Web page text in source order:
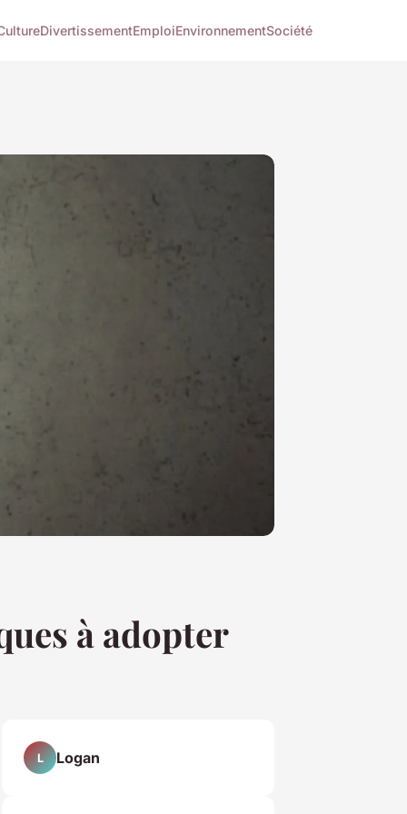
DivertissementEmploiEnvironnementSociété
à adopter
L Logan